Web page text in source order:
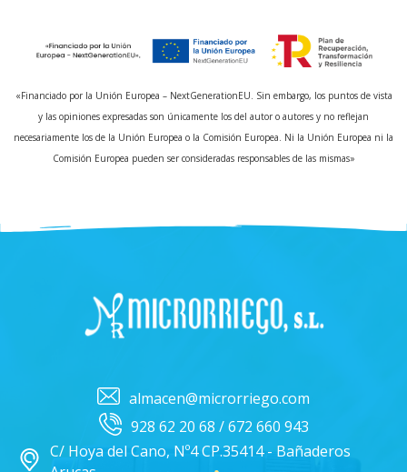
«Financiado por la Unión Europea – NextGenerationEU. Sin embargo, los puntos de vista
y las opiniones expresadas son únicamente los del autor o autores y no reflejan
necesariamente los de la Unión Europea o la Comisión Europea. Ni la Unión Europea ni la
Comisión Europea pueden ser consideradas responsables de las mismas»
almacen@microrriego.com
928 62 20 68 / 672 660 943
C/ Hoya del Cano, Nº4 CP.35414 - Bañaderos